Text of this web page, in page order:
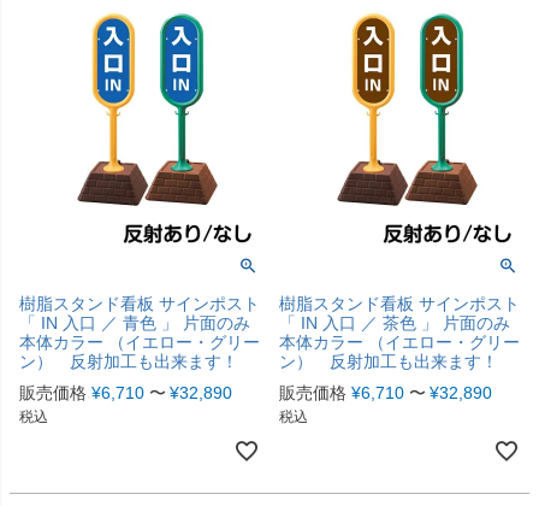
樹脂スタンド看板 サインポスト
「 IN 入口 ／ 青色 」 片面のみ
本体カラー （イエロー・グリー
ン） 反射加工も出来ます！
販売価格 ¥6,710 〜 ¥32,890
税込
樹脂スタンド看板 サインポスト
「 IN 入口 ／ 茶色 」 片面のみ
本体カラー （イエロー・グリー
ン） 反射加工も出来ます！
販売価格 ¥6,710 〜 ¥32,890
税込